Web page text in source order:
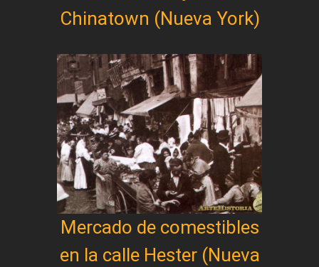
Chinatown (Nueva York)
Mercado de comestibles
en la calle Hester (Nueva